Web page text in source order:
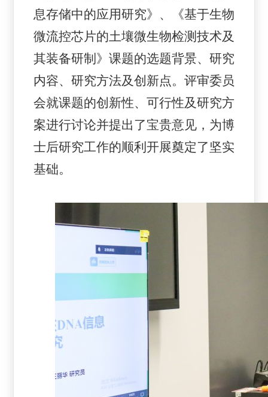
息存储中的应用研究》、《基于生物
微流控芯片的土壤微生物检测技术及
其装备研制》课题的选题背景、研究
内容、研究方法及创新点。评审委员
会就课题的创新性、可行性及研究方
案进行讨论并提出了宝贵意见，为博
士后研究工作的顺利开展奠定了坚实
基础。